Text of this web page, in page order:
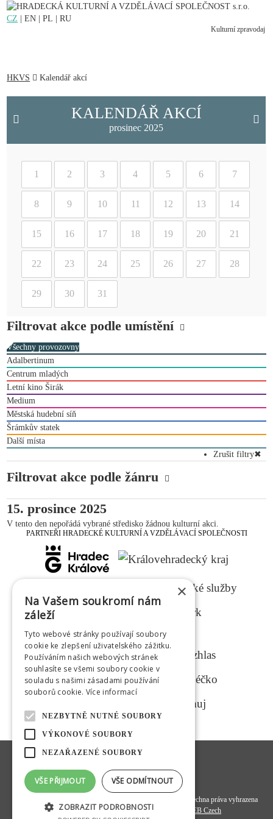
CZ |EN |PL |RU
Kulturní zpravodaj
HKVS Kalendář akcí
KALENDÁŘ AKCÍ
prosinec 2025
1 2 3 4 5 6 7
8 9 10 11 12 13 14
15 16 17 18 19 20 21
22 23 24 25 26 27 28
29 30 31
Filtrovat akce podle umístění
Všechny provozovny
Adalbertinum
Centrum mladých
Letní kino Širák
Medium
Městská hudební síň
Šrámkův statek
Další místa
Zrušit filtry✖
Filtrovat akce podle žánru
15. prosince 2025
V tento den nepořádá vybrané středisko žádnou kulturní akci.
PARTNEŘI HRADECKÉ KULTURNÍ A VZDĚLÁVACÍ SPOLEČNOSTI
MEDIÁLNÍ PARTNEŘI
- všechna práva vyhrazena
Programový kód a datová struktura:
OMEGA WEB Czech
×
Na Vašem soukromí nám
záleží
Tyto webové stránky používají soubory
cookie ke zlepšení uživatelského zážitku.
Používáním našich webových stránek
souhlasíte se všemi soubory cookie v
souladu s našimi zásadami používání
souborů cookie. Více informací
NEZBYTNĚ NUTNÉ SOUBORY
VÝKONOVÉ SOUBORY
NEZAŘAZENÉ SOUBORY
VŠE PŘIJMOUT VŠE ODMÍTNOUT
ZOBRAZIT PODROBNOSTI